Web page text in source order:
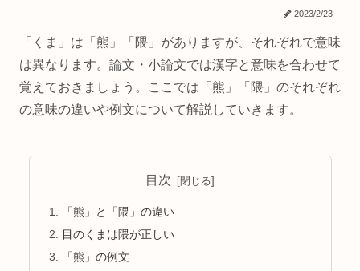
2023/2/23
「くま」は「熊」「隈」がありますが、それぞれで意味
は異なります。論文・小論文では漢字と意味を合わせて
覚えておきましょう。ここでは「熊」「隈」のそれぞれ
の意味の違いや例文について解説していきます。
目次
「熊」と「隈」の違い
目のくまは隈が正しい
「熊」の例文